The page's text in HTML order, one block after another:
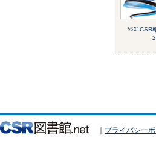
ｼﾐｽﾞCSR
｜ プライバシー